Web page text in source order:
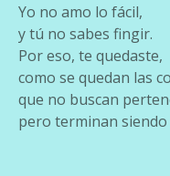
Yo no amo lo fácil,
y tú no sabes fingir.
Por eso, te quedaste,
como se quedan las
que no buscan
pero terminan siendo